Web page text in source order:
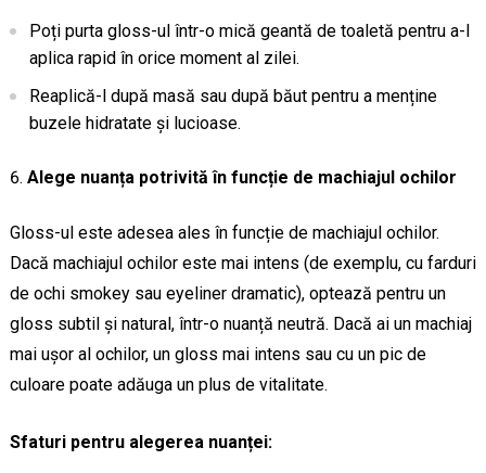
Poți purta gloss-ul într-o mică geantă de toaletă pentru a-l
aplica rapid în orice moment al zilei.
Reaplică-l după masă sau după băut pentru a menține
buzele hidratate și lucioase.
Alege nuanța potrivită în funcție de machiajul ochilor
Gloss-ul este adesea ales în funcție de machiajul ochilor.
Dacă machiajul ochilor este mai intens (de exemplu, cu farduri
de ochi smokey sau eyeliner dramatic), optează pentru un
gloss subtil și natural, într-o nuanță neutră. Dacă ai un machiaj
mai ușor al ochilor, un gloss mai intens sau cu un pic de
culoare poate adăuga un plus de vitalitate.
Sfaturi pentru alegerea nuanței: